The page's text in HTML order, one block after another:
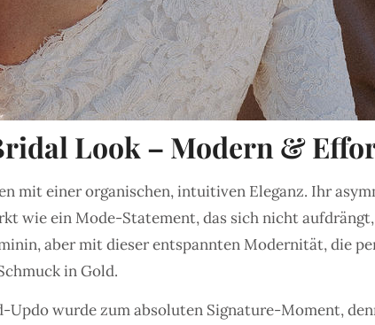
Look – Modern &
mit einer organischen, intuitiven Eleganz. Ihr
wie ein Mode-Statement, das sich nicht
aber mit dieser entspannten Modernität, die
in Gold.
wurde zum absoluten Signature-Moment,